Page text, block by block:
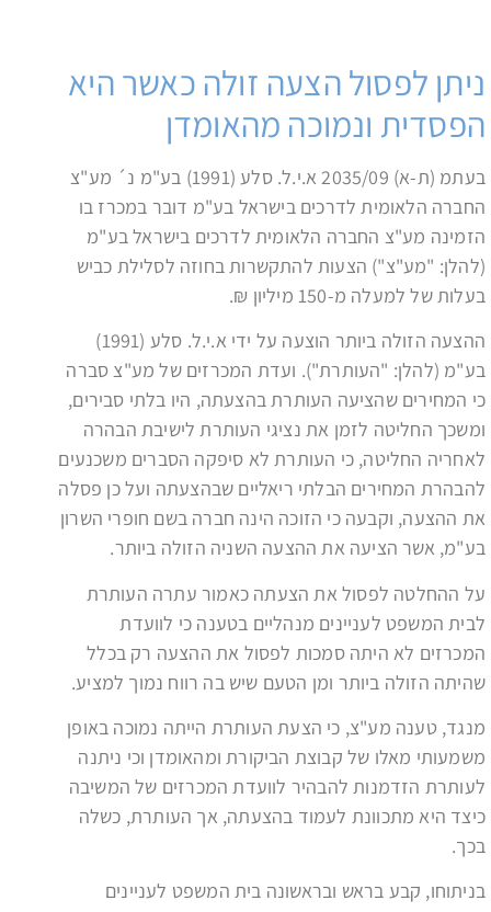
ניתן לפסול הצעה זולה כאשר היא
הפסדית ונמוכה מהאומדן
בעתמ (ת-א) 2035/09 א.י.ל. סלע (1991) בע"מ נ´ מע"צ
החברה הלאומית לדרכים בישראל בע"מ דובר במכרז בו
הזמינה מע"צ החברה הלאומית לדרכים בישראל בע"מ
(להלן: "מע"צ") הצעות להתקשרות בחוזה לסלילת כביש
בעלות של למעלה מ-150 מיליון ₪.
ההצעה הזולה ביותר הוצעה על ידי א.י.ל. סלע (1991)
בע"מ (להלן: "העותרת"). ועדת המכרזים של מע"צ סברה
כי המחירים שהציעה העותרת בהצעתה, היו בלתי סבירים,
ומשכך החליטה לזמן את נציגי העותרת לישיבת הבהרה
לאחריה החליטה, כי העותרת לא סיפקה הסברים משכנעים
להבהרת המחירים הבלתי ריאליים שבהצעתה ועל כן פסלה
את ההצעה, וקבעה כי הזוכה הינה חברה בשם חופרי השרון
בע"מ, אשר הציעה את ההצעה השניה הזולה ביותר.
על ההחלטה לפסול את הצעתה כאמור עתרה העותרת
לבית המשפט לעניינים מנהליים בטענה כי לוועדת
המכרזים לא היתה סמכות לפסול את ההצעה רק בכלל
שהיתה הזולה ביותר ומן הטעם שיש בה רווח נמוך למציע.
מנגד, טענה מע"צ, כי הצעת העותרת הייתה נמוכה באופן
משמעותי מאלו של קבוצת הביקורת ומהאומדן וכי ניתנה
לעותרת הזדמנות להבהיר לוועדת המכרזים של המשיבה
כיצד היא מתכוונת לעמוד בהצעתה, אך העותרת, כשלה
בכך.
בניתוחו, קבע בראש ובראשונה בית המשפט לעניינים